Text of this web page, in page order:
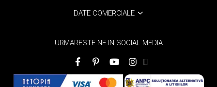
DATE COMERCIALE
URMARESTE-NE IN SOCIAL MEDIA